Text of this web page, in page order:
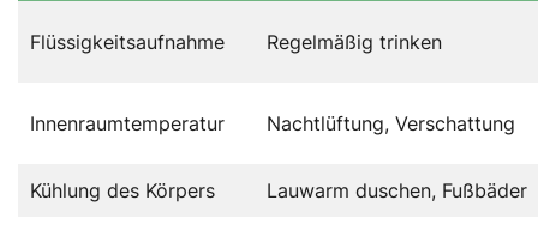
Flüssigkeitsaufnahme Regelmäßig trinken
Innenraumtemperatur Nachtlüftung, Verschattung
Kühlung des Körpers Lauwarm duschen, Fußbäder